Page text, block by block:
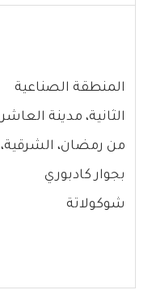
المنطقة الصناعية
الثانية، مدينة العاشر
من رمضان، الشرقية،
بجوار كادبوري
شوكولاتة